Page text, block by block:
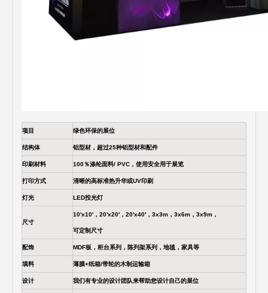
项目 绿色环保的展位
结构体 铝型材，超过25种铝型材和配件
印刷材料 100％涤纶面料/ PVC，使用安全用于展览
打印方式 清晰的高标准热升华或UV印刷
灯光 LED投光灯
尺寸
10'x10'，20'x20'，20'x40'，3x3m，3x6m，3x9m，
可定制尺寸
配饰 MDF板，柜台系列，陈列架系列，地毯，家具等
填料 薄膜+纸箱/带轮的木制运输箱
设计 我们有专业的设计团队来帮助您设计自己的展位